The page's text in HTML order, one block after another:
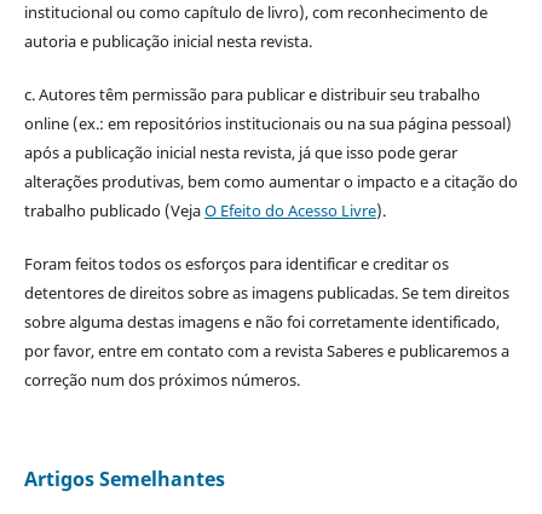
institucional ou como capítulo de livro), com reconhecimento de
autoria e publicação inicial nesta revista.
c. Autores têm permissão para publicar e distribuir seu trabalho
online (ex.: em repositórios institucionais ou na sua página pessoal)
após a publicação inicial nesta revista, já que isso pode gerar
alterações produtivas, bem como aumentar o impacto e a citação do
trabalho publicado (VejaO Efeito do Acesso Livre).
Foram feitos todos os esforços para identificar e creditar os
detentores de direitos sobre as imagens publicadas. Se tem direitos
sobre alguma destas imagens e não foi corretamente identificado,
por favor, entre em contato com a revista Saberes e publicaremos a
correção num dos próximos números.
Artigos Semelhantes